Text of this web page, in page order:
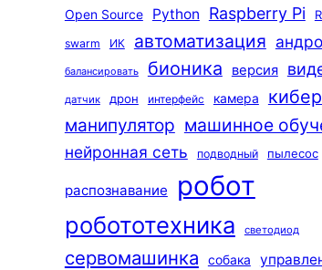
Open Source Python Raspberry Pi
swarm ИК автоматизация
балансировать бионика версия
датчик дрон интерфейс камера
манипулятор машинное
нейронная сеть подводный пылесос
распознавание робот
робототехника светодиод
сервомашинка собака